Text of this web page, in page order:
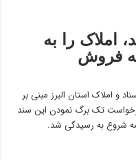
املاک را به
به فروش
و املاک استان البرز مبنی بر
درخواست تک برگ نمودن این سند
شروع به رسیدگی شد.